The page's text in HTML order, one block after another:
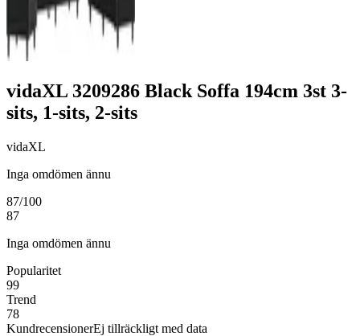
vidaXL 3209286 Black Soffa 194cm 3st 3-
sits, 1-sits, 2-sits
vidaXL
Inga omdömen ännu
87/100
87
Inga omdömen ännu
Popularitet
99
Trend
78
KundrecensionerEj tillräckligt med data